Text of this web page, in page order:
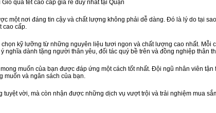
quà tết cao cấp giá rẻ duy nhất tại Quận
một nơi đáng tin cậy và chất lượng không phải dễ dàng. Đó là lý do tại
cao cấp.
kỹ lưỡng từ những nguyên liệu tươi ngon và chất lượng cao nhất. Mỗi
nghĩa dành tặng người thân yêu, đối tác quý bề trên và đồng nghiệp thân
muốn của bạn được đáp ứng một cách tốt nhất. Đội ngũ nhân viên
muốn và ngân sách của bạn.
vời, mà còn nhận được những dịch vụ vượt trội và trải nghiệm mua